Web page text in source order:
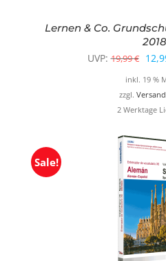
Lernen & Co.
2018
UVP: 19,99€
war:
inkl. 19 %
zzgl.
2 Werktage
Sale!